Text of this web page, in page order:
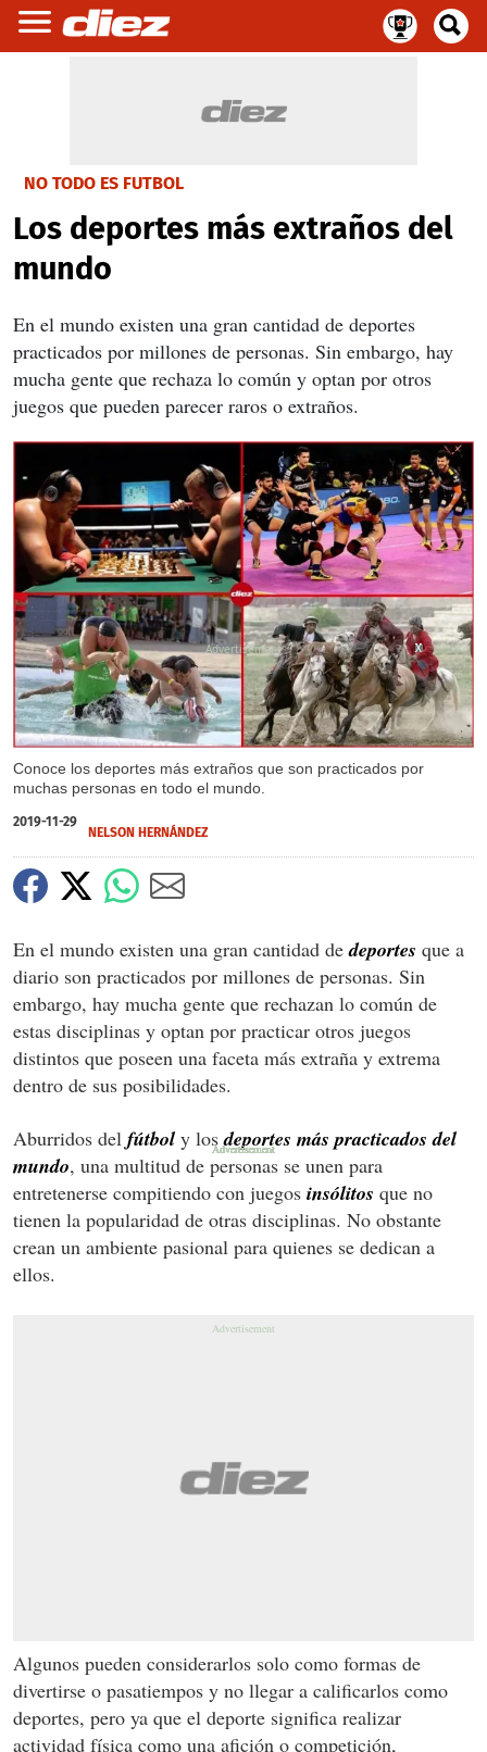
NO TODO ES FUTBOL
Los deportes más extraños del
mundo
En el mundo existen una gran cantidad de deportes
practicados por millones de personas. Sin embargo, hay
mucha gente que rechaza lo común y optan por otros
juegos que pueden parecer raros o extraños.
Conoce los deportes más extraños que son practicados por
muchas personas en todo el mundo.
X
X
X
X
X
X
X
X
X
X
X
2019-11-29
NELSON HERNÁNDEZ
En el mundo existen una gran cantidad dedeportes que a
diario son practicados por millones de personas. Sin
embargo, hay mucha gente que rechazan lo común de
estas disciplinas y optan por practicar otros juegos
distintos que poseen una faceta más extraña y extrema
dentro de sus posibilidades.
Aburridos del fútbol y losdeportes más practicados del
mundo, una multitud de personas se unen para
entretenerse compitiendo con juegos insólitos que no
tienen la popularidad de otras disciplinas. No obstante
crean un ambiente pasional para quienes se dedican a
ellos.
Algunos pueden considerarlos solo como formas de
divertirse o pasatiempos y no llegar a calificarlos como
deportes, pero ya que el deporte significa realizar
actividad física como una afición o competición,